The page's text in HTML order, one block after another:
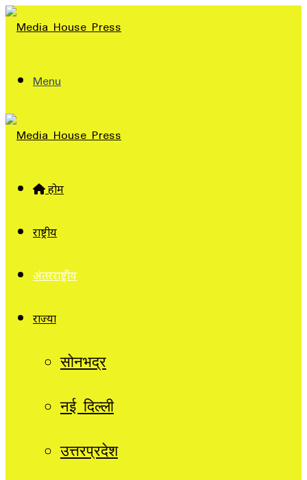
Menu
होम
राष्ट्रीय
अंतरराष्ट्रीय
राज्यों
सोनभद्र
नई दिल्ली
उत्तरप्रदेश